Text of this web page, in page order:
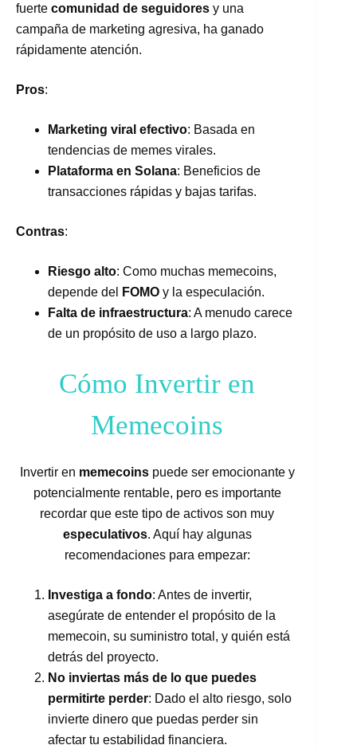
fuerte comunidad de seguidores y una
campaña de marketing agresiva, ha ganado
rápidamente atención.
Pros:
Marketing viral efectivo: Basada en
tendencias de memes virales.
Plataforma en Solana: Beneficios de
transacciones rápidas y bajas tarifas.
Contras:
Riesgo alto: Como muchas memecoins,
depende del
FOMO y la especulación.
Falta de infraestructura: A menudo carece
de un propósito de uso a largo plazo.
Cómo Invertir en
Memecoins
Invertir en memecoinspuede ser emocionante y
potencialmente rentable, pero es importante
recordar que este tipo de activos son muy
especulativos. Aquí hay algunas
recomendaciones para empezar:
Investiga a fondo: Antes de invertir,
asegúrate de entender el propósito de la
memecoin, su suministro total, y quién está
detrás del proyecto.
No inviertas más de lo que puedes
permitirte perder: Dado el alto riesgo, solo
invierte dinero que puedas perder sin
afectar tu estabilidad financiera.